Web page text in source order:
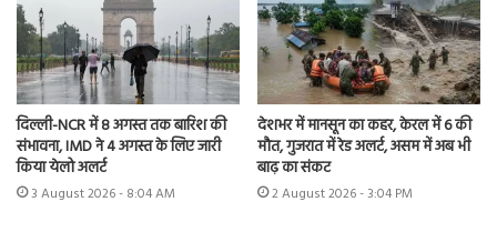
दिल्ली-NCR में 8 अगस्त तक बारिश की
संभावना, IMD ने 4 अगस्त के लिए जारी
किया येलो अलर्ट
3 August 2026 - 8:04 AM
देशभर में मानसून का कहर, केरल में 6 की
मौत, गुजरात में रेड अलर्ट, असम में अब भी
बाढ़ का संकट
2 August 2026 - 3:04 PM